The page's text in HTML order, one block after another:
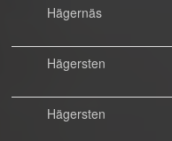
Hägernäs
Hägersten
Hägersten